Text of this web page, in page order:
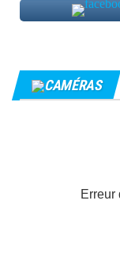
CAMÉRAS
Erreur